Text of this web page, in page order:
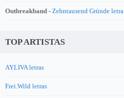
Outbreakband - Zehntausend Gründe letra
TOP ARTISTAS
AYLIVA letras
Frei.Wild letras